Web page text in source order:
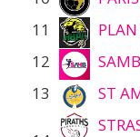
11
12
13
ST